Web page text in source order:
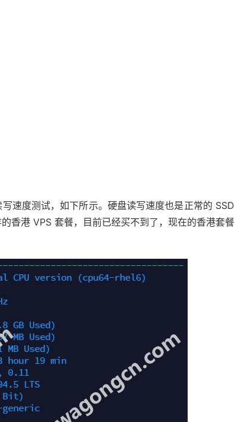
速度测试，如下所示。硬盘读写速度也是正常的 SSD
香港 VPS 套餐，目前已经买不到了，现在的香港套餐